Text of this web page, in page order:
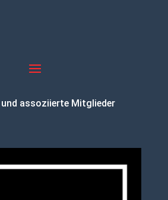
assoziierte Mitglieder